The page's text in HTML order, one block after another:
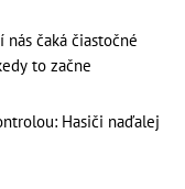
čaká čiastočné
to začne
Hasiči naďalej